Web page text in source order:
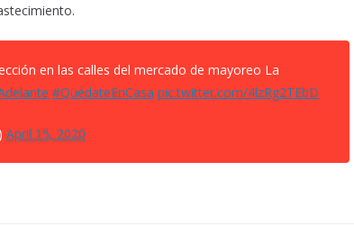
en las calles del mercado de mayoreo La
#QuédateEnCasa pic.twitter.com/4lzRg2TEbD
April 15, 2020